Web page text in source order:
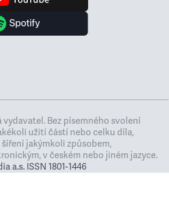
Bez písemného svolení
užití částí nebo celku díla,
jakýmkoli způsobem,
v českém nebo jiném jazyce.
a.s. ISSN 1801-1446